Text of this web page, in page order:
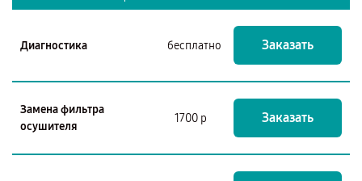
Диагностика бесплатно Заказать
Замена фильтра
осушителя
1700 р Заказать